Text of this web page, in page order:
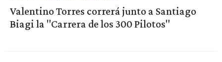
Valentino Torres correrá junto a Santiago
Biagi la "Carrera de los 300 Pilotos"